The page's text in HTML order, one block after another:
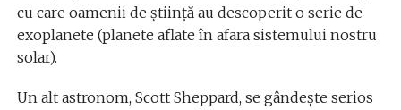
cu care oamenii de știință au descoperit o serie de
exoplanete (planete aflate în afara sistemului nostru
solar).
Un alt astronom, Scott Sheppard, se gândește serios